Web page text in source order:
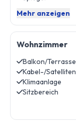
Mehr anzeigen
Wohnzimmer
Balkon/Terrasse
Klimaanlage
Sitzbereich